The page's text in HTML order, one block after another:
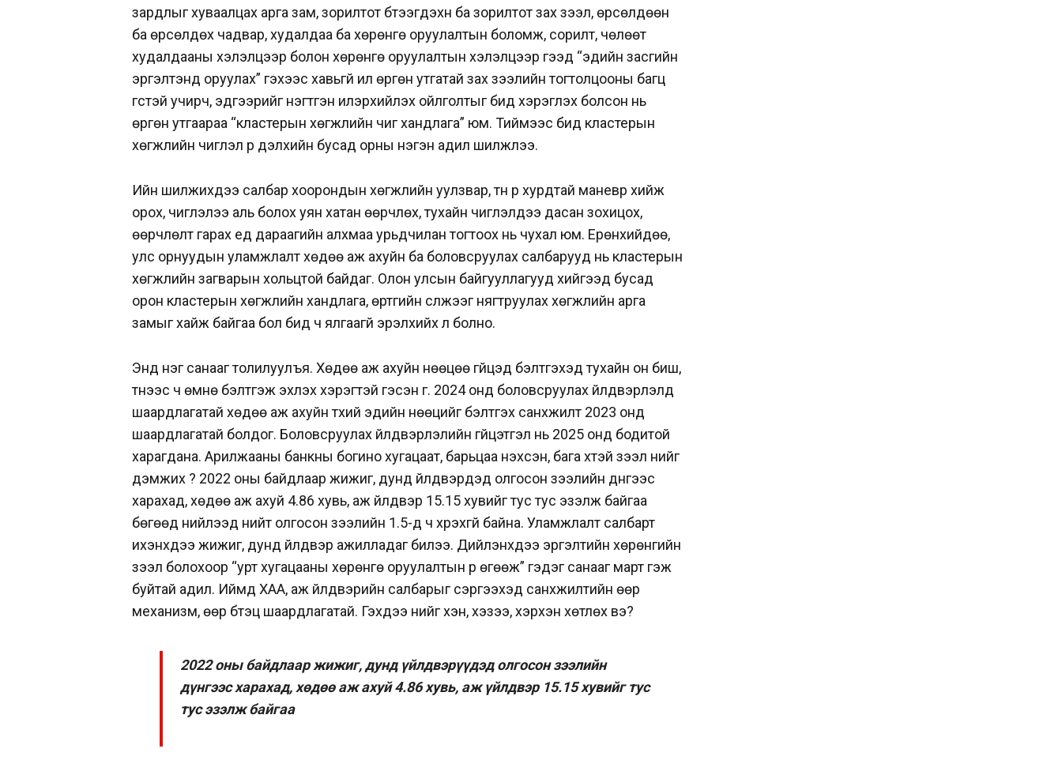
зардлыг хуваалцах арга зам, зорилтот бүтээгдэхүүн ба зорилтот зах зээл, өрсөлдөөн
ба өрсөлдөх чадвар, худалдаа ба хөрөнгө оруулалтын боломж, сорилт, чөлөөт
худалдааны хэлэлцээр болон хөрөнгө оруулалтын хэлэлцээр гээд “эдийн засгийн
эргэлтэнд оруулах” гэхээс хавьгүй илүү өргөн утгатай зах зээлийн тогтолцооны багц
үгстэй учирч, эдгээрийг нэгтгэн илэрхийлэх ойлголтыг бид хэрэглэх болсон нь
өргөн утгаараа “кластерын хөгжлийн чиг хандлага” юм. Тиймээс бид кластерын
хөгжлийн чиглэл рүү дэлхийн бусад орны нэгэн адил шилжлээ.
Ийн шилжихдээ салбар хоорондын хөгжлийн уулзвар, түүн рүү хурдтай маневр хийж
орох, чиглэлээ аль болох уян хатан өөрчлөх, тухайн чиглэлдээ дасан зохицох,
өөрчлөлт гарах үед дараагийн алхмаа урьдчилан тогтоох нь чухал юм. Ерөнхийдөө,
улс орнуудын уламжлалт хөдөө аж ахуйн ба боловсруулах салбарууд нь кластерын
хөгжлийн загварын хольцтой байдаг. Олон улсын байгууллагууд хийгээд бусад
орон кластерын хөгжлийн хандлага, өртгийн сүлжээг нягтруулах хөгжлийн арга
замыг хайж байгаа бол бид ч ялгаагүй эрэлхийх л болно.
Энд нэг санааг толилуулъя. Хөдөө аж ахуйн нөөцөө гүйцэд бэлтгэхэд тухайн он биш,
түүнээс ч өмнө бэлтгэж эхлэх хэрэгтэй гэсэн үг. 2024 онд боловсруулах үйлдвэрлэлд
шаардлагатай хөдөө аж ахуйн түүхий эдийн нөөцийг бэлтгэх санхүүжилт 2023 онд
шаардлагатай болдог. Боловсруулах үйлдвэрлэлийн гүйцэтгэл нь 2025 онд бодитой
харагдана. Арилжааны банкны богино хугацаат, барьцаа нэхсэн, бага хүүтэй зээл үүнийг
дэмжих үү? 2022 оны байдлаар жижиг, дунд үйлдвэрүүдэд олгосон зээлийн дүнгээс
харахад, хөдөө аж ахуй 4.86 хувь, аж үйлдвэр 15.15 хувийг тус тус эзэлж байгаа
бөгөөд нийлээд нийт олгосон зээлийн 1.5-д ч хүрэхгүй байна. Уламжлалт салбарт
ихэнхдээ жижиг, дунд үйлдвэр ажилладаг билээ. Дийлэнхдээ эргэлтийн хөрөнгийн
зээл болохоор “урт хугацааны хөрөнгө оруулалтын үр өгөөж” гэдэг санааг март гэж
буйтай адил. Иймд ХАА, аж үйлдвэрийн салбарыг сэргээхэд санхүүжилтийн өөр
механизм, өөр бүтэц шаардлагатай. Гэхдээ үүнийг хэн, хэзээ, хэрхэн хөтлөх вэ?
2022 оны байдлаар жижиг, дунд үйлдвэрүүдэд олгосон зээлийн
дүнгээс харахад, хөдөө аж ахуй 4.86 хувь, аж үйлдвэр 15.15 хувийг тус
тус эзэлж байгаа